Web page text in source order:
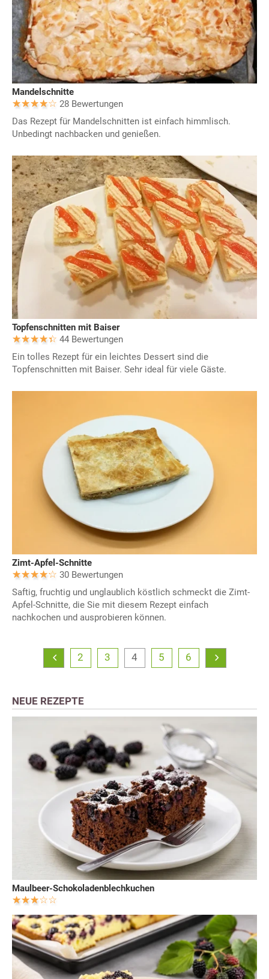
Mandelschnitte
28 Bewertungen
Das Rezept für Mandelschnitten ist einfach himmlisch.
Unbedingt nachbacken und genießen.
Topfenschnitten mit Baiser
44 Bewertungen
Ein tolles Rezept für ein leichtes Dessert sind die
Topfenschnitten mit Baiser. Sehr ideal für viele Gäste.
Zimt-Apfel-Schnitte
30 Bewertungen
Saftig, fruchtig und unglaublich köstlich schmeckt die Zimt-
Apfel-Schnitte, die Sie mit diesem Rezept einfach
nachkochen und ausprobieren können.
2 3 4 5 6
NEUE REZEPTE
Maulbeer-Schokoladenblechkuchen